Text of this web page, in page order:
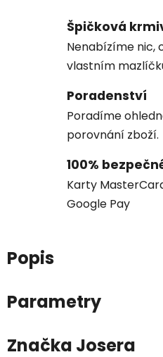
Špičková
Nenabízíme nic,
vlastním
Poradenství
Poradíme
porovnání zboží.
100%
Karty
Google Pay
Popis
Parametry
Značka Josera